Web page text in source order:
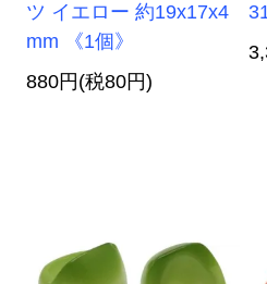
ツ イエロー 約19x17x4
mm 《1個》
880円(税80円)